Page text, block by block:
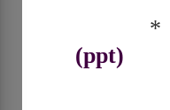
(ppt)